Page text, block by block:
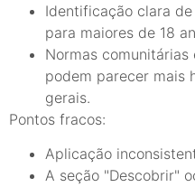
Identificação clara
para maiores de 18
Normas
podem parecer mais
gerais.
Pontos fracos:
Aplicação
A seção "Descobrir"